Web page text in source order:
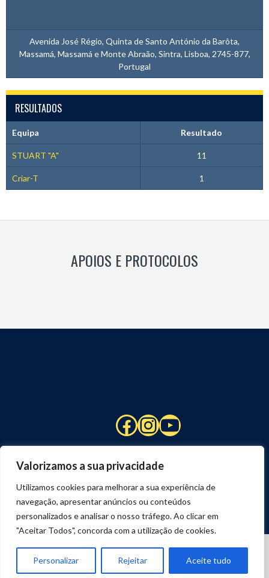
Valorizamos a sua privacidade
Utilizamos cookies para melhorar a sua experiência de
navegação, apresentar anúncios ou conteúdos
personalizados e analisar o nosso tráfego. Ao clicar em
"Aceitar Todos", concorda com a utilização de cookies.
Personalizar Rejeitar Aceite tudo
Avenida José Régio, Quinta de Santo António da Barôta,
Massamá, Massamá e Monte Abraão, Sintra, Lisboa, 2745-877,
Portugal
RESULTADOS
Equipa Resultado
STUART "A" 11
Criar-T 1
APOIOS E PROTOCOLOS
Facebook
Instagram
YouTube
DESENVOLVIDO POR
JOSEXAVIER.COM